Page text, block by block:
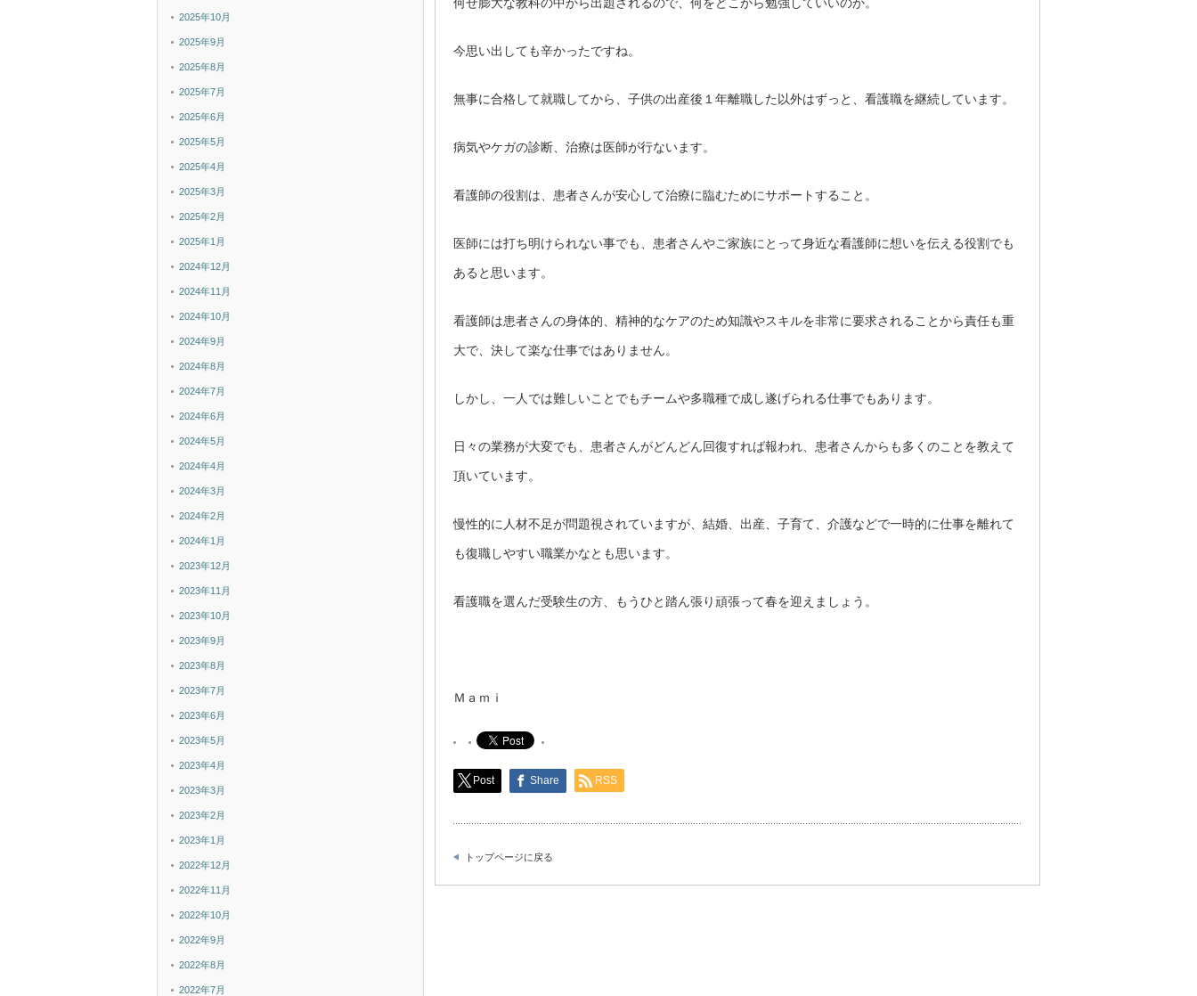
今思い出しても辛かったですね。
無事に合格して就職してから、子供の出産後１年離職した以外はずっと、看護職を継続しています。
病気やケガの診断、治療は医師が行ないます。
看護師の役割は、患者さんが安心して治療に臨むためにサポートすること。
医師には打ち明けられない事でも、患者さんやご家族にとって身近な看護師に想いを伝える役割でも
あると思います。
看護師は患者さんの身体的、精神的なケアのため知識やスキルを非常に要求されることから責任も重
大で、決して楽な仕事ではありません。
しかし、一人では難しいことでもチームや多職種で成し遂げられる仕事でもあります。
日々の業務が大変でも、患者さんがどんどん回復すれば報われ、患者さんからも多くのことを教えて
頂いています。
慢性的に人材不足が問題視されていますが、結婚、出産、子育て、介護などで一時的に仕事を離れて
も復職しやすい職業かなとも思います。
看護職を選んだ受験生の方、もうひと踏ん張り頑張って春を迎えましょう。
Ｍａｍｉ
Post Share RSS
トップページに戻る
2025年10月
2025年9月
2025年8月
2025年7月
2025年6月
2025年5月
2025年4月
2025年3月
2025年2月
2025年1月
2024年12月
2024年11月
2024年10月
2024年9月
2024年8月
2024年7月
2024年6月
2024年5月
2024年4月
2024年3月
2024年2月
2024年1月
2023年12月
2023年11月
2023年10月
2023年9月
2023年8月
2023年7月
2023年6月
2023年5月
2023年4月
2023年3月
2023年2月
2023年1月
2022年12月
2022年11月
2022年10月
2022年9月
2022年8月
2022年7月